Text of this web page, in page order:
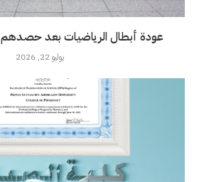
عودة أبطال الرياضيات بعد حصدهم 6 ميداليات عالمية
يوليو 22, 2026